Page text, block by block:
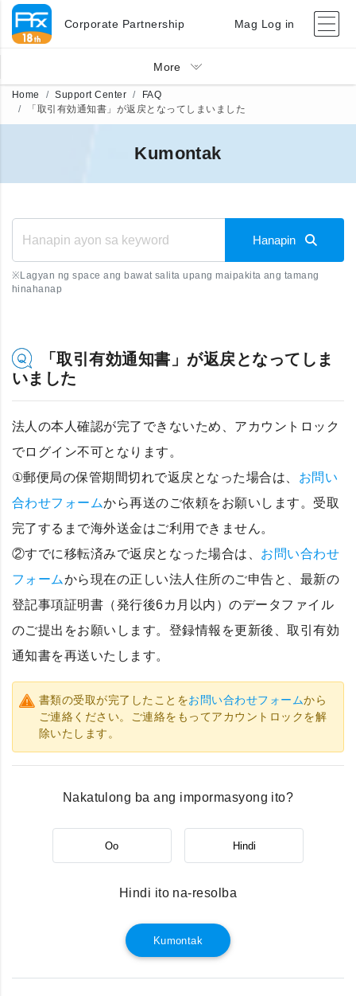
Corporate Partnership Mag Log in
More
Home Support Center
FAQ
「取引有効通知書」が返戻となってしまいました
Kumontak
Hanapin
※Lagyan ng space ang bawat salita upang maipakita ang tamang
hinahanap
「取引有効通知書」が返戻となってしま
いました
法人の本人確認が完了できないため、アカウントロック
でログイン不可となります。
①郵便局の保管期間切れで返戻となった場合は、 お問い
合わせフォームから再送のご依頼をお願いします。受取
完了するまで海外送金はご利用できません。
②すでに移転済みで返戻となった場合は、 お問い合わせ
フォームから現在の正しい法人住所のご申告と、最新の
登記事項証明書（発行後6カ月以内）のデータファイル
のご提出をお願いします。登録情報を更新後、取引有効
通知書を再送いたします。
書類の受取が完了したことをお問い合わせフォームから
ご連絡ください。ご連絡をもってアカウントロックを解
除いたします。
Nakatulong ba ang impormasyong ito?
Oo Hindi
Hindi ito na-resolba
Kumontak